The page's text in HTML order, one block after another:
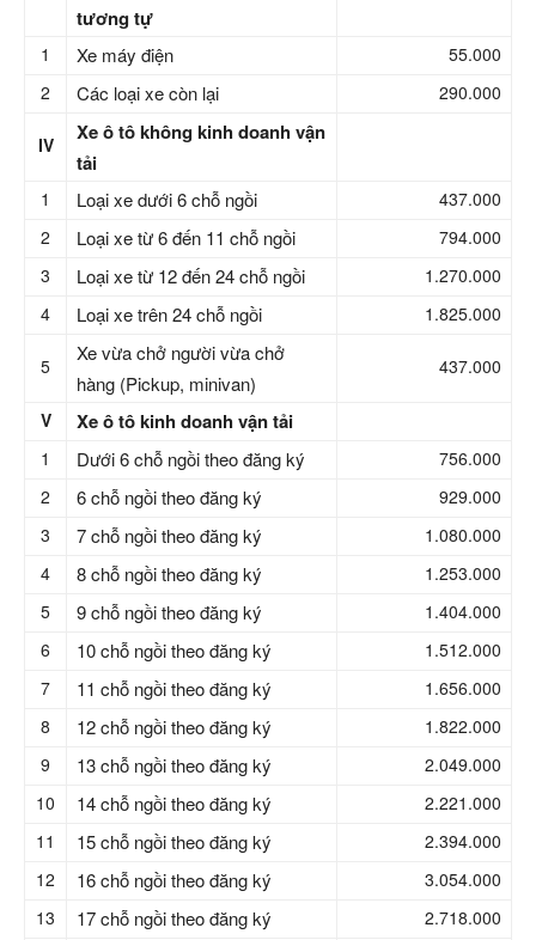
tương tự
1 Xe máy điện
55.000
2
Các loại xe còn lại 290.000
IV
Xe ô tô không kinh doanh vận
tải
1 Loại xe dưới 6 chỗ ngồi
437.000
2
Loại xe từ 6 đến 11 chỗ ngồi
794.000
3
Loại xe từ 12 đến 24 chỗ ngồi
1.270.000
4
Loại xe trên 24 chỗ ngồi 1.825.000
5
Xe vừa chở người vừa chở
hàng (Pickup, minivan)
437.000
V Xe ô tô kinh doanh vận tải
1 Dưới 6 chỗ ngồi theo đăng ký
756.000
2
6 chỗ ngồi theo đăng ký
929.000
3
7 chỗ ngồi theo đăng ký
1.080.000
4
8 chỗ ngồi theo đăng ký
1.253.000
5
9 chỗ ngồi theo đăng ký
1.404.000
6
10 chỗ ngồi theo đăng ký
1.512.000
7
11 chỗ ngồi theo đăng ký
1.656.000
8
12 chỗ ngồi theo đăng ký
1.822.000
9
13 chỗ ngồi theo đăng ký
2.049.000
10
14 chỗ ngồi theo đăng ký
2.221.000
11
15 chỗ ngồi theo đăng ký
2.394.000
12
16 chỗ ngồi theo đăng ký
3.054.000
13
17 chỗ ngồi theo đăng ký
2.718.000